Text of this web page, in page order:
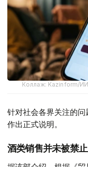
Коллаж: Kazinform/ИИ
针对社会各界关注的
作出正式说明。
酒类销售并未被禁
据该部介绍，根据《